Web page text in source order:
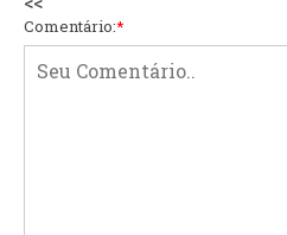
Comentário:*